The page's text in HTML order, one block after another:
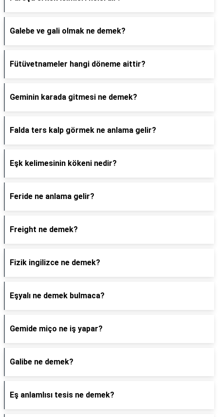
Galebe ve gali olmak ne demek?
Fütüvetnameler hangi döneme aittir?
Geminin karada gitmesi ne demek?
Falda ters kalp görmek ne anlama gelir?
Eşk kelimesinin kökeni nedir?
Feride ne anlama gelir?
Freight ne demek?
Fizik ingilizce ne demek?
Eşyalı ne demek bulmaca?
Gemide miço ne iş yapar?
Galibe ne demek?
Eş anlamlısı tesis ne demek?